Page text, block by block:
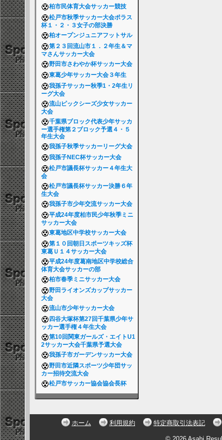
柏市民体育大会サッカー競技
松戸市秋季サッカー大会ポラス
杯１・２・３女子の部決勝
柏オープンジュニアフットサル
第２３回流山市１．２年生＆マ
マさんサッカー大会
野田市さわやか杯サッカー大会
東葛少年サッカー大会３年生
我孫子サッカー秋季1・2年生リ
ーグ大会
流山ピックシーズ少女サッカー
大会
千葉県ブロック代表少年サッカ
ー選手権第２ブロック予選４・５
年生大会
我孫子秋季サッカーリーグ大会
我孫子NEC杯サッカー大会
松戸市議長杯サッカー４年生大
会
松戸市議長杯サッカー決勝６年
生大会
我孫子市少年交流サッカー大会
平成24年度柏市民少年秋季ミニ
サッカー大会
東葛地区中学校サッカー大会
第１０回朝日スポーツキッズ杯
東葛Ｕ１４サッカー大会
平成24年度葛南地区中学校総合
体育大会サッカーの部
柏市春季ミニサッカー大会
野田ライオンズカップサッカー
大会
流山市少年サッカー大会
四谷大塚杯第27回千葉県少年サ
ッカー選手権４年生大会
第10回関東ガールズ・エイトU1
2サッカー大会千葉県予選大会
我孫子市ガーデンサッカー大会
野田市近隣スポーツ少年団サッ
カー招待交流大会
松戸市サッカー協会協会長杯
ホーム 利用規約 特定商取引法表記